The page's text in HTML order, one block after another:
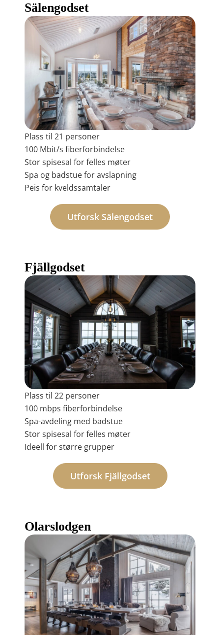
Sälengodset
Plass til 21 personer
100 Mbit/s fiberforbindelse
Stor spisesal for felles møter
Spa og badstue for avslapning
Peis for kveldssamtaler
Utforsk Sälengodset
Fjällgodset
Plass til 22 personer
100 mbps fiberforbindelse
Spa-avdeling med badstue
Stor spisesal for felles møter
Ideell for større grupper
Utforsk Fjällgodset
Olarslodgen